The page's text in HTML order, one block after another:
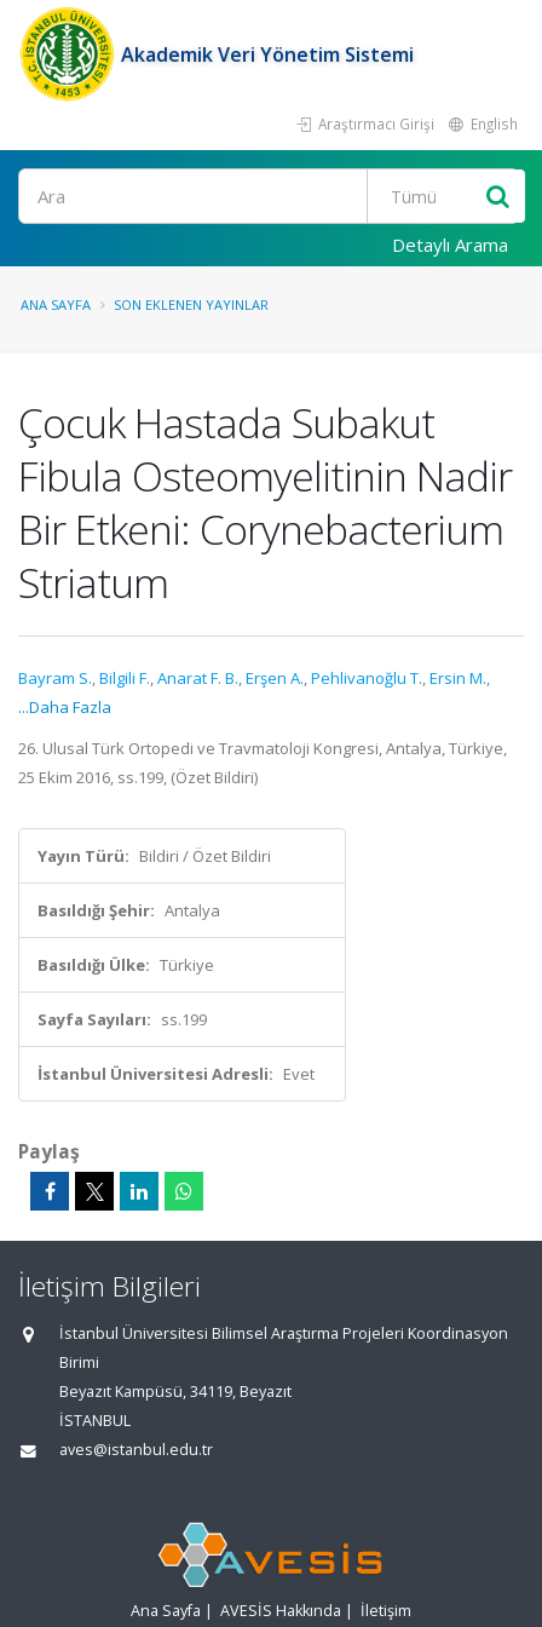
Akademik Veri Yönetim Sistemi
Araştırmacı Girişi English
Ara
Detaylı Arama
ANA SAYFA SON EKLENEN YAYINLAR
Çocuk Hastada Subakut
Fibula Osteomyelitinin Nadir
Bir Etkeni: Corynebacterium
Striatum
Bayram S.,Bilgili F.,Anarat F. B.,Erşen A.,Pehlivanoğlu T.,Ersin M.,
...Daha Fazla
26. Ulusal Türk Ortopedi ve Travmatoloji Kongresi, Antalya, Türkiye,
25 Ekim 2016, ss.199, (Özet Bildiri)
Yayın Türü: Bildiri / Özet Bildiri
Basıldığı Şehir: Antalya
Basıldığı Ülke: Türkiye
Sayfa Sayıları: ss.199
İstanbul Üniversitesi Adresli: Evet
Paylaş
İletişim Bilgileri
İstanbul Üniversitesi Bilimsel Araştırma Projeleri Koordinasyon
Birimi
Beyazıt Kampüsü, 34119, Beyazıt
İSTANBUL
aves@istanbul.edu.tr
Ana Sayfa | AVESİS Hakkında | İletişim